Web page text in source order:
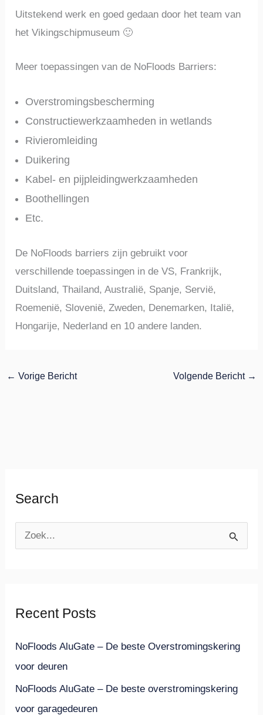
Uitstekend werk en goed gedaan door het team van
het Vikingschipmuseum 🙂
Meer toepassingen van de NoFloods Barriers:
Overstromingsbescherming
Constructiewerkzaamheden in wetlands
Rivieromleiding
Duikering
Kabel- en pijpleidingwerkzaamheden
Boothellingen
Etc.
De NoFloods barriers zijn gebruikt voor
verschillende toepassingen in de VS, Frankrijk,
Duitsland, Thailand, Australië, Spanje, Servië,
Roemenië, Slovenië, Zweden, Denemarken, Italië,
Hongarije, Nederland en 10 andere landen.
← Vorige Bericht Volgende Bericht →
Search
nRecent Posts
NoFloods AluGate – De beste Overstromingskering
voor deuren
NoFloods AluGate – De beste overstromingskering
voor garagedeuren